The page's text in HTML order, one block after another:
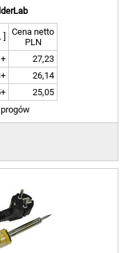
Cena netto
PLN
27,23
26,14
25,05